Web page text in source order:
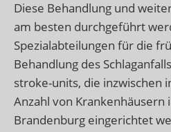
Diese Behandlung und
am besten durchgeführt
Spezialabteilungen für die
Behandlung des
stroke-units, die inzwischen
Anzahl von Krankenhäusern
Brandenburg eingerichtet